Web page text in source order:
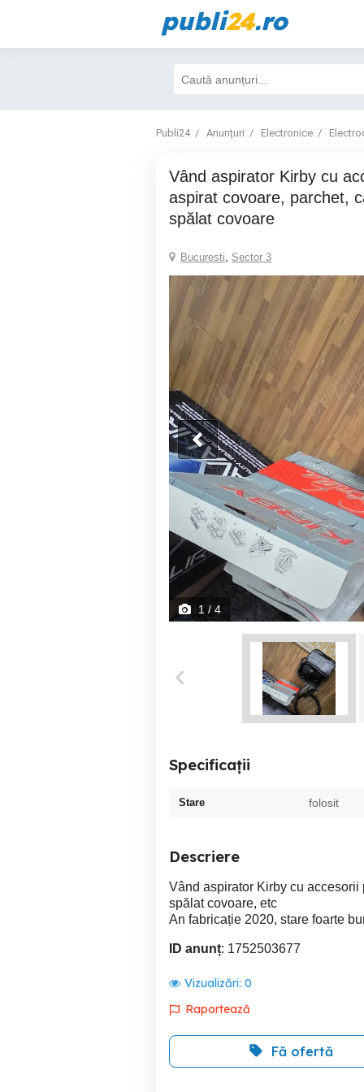
publi24.ro
Publi24 Anunțuri Electronice
Vând aspirator Kirby cu accesorii pentru
aspirat covoare, parchet,
spălat covoare
Bucuresti, Sector 3
1 / 4
Specificații
Stare folosit
Descriere
Vând aspirator Kirby cu
spălat covoare, etc
An fabricație 2020, stare foarte
ID anunț: 1752503677
Vizualizări: 0
Raportează
Fă ofertă